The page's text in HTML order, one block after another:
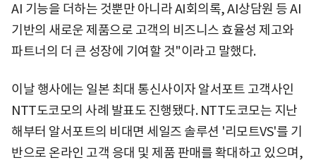
AI 기능을 더하는 것뿐만 아니라 AI회의록, AI상담원 등 AI
기반의 새로운 제품으로 고객의 비즈니스 효율성 제고와
파트너의 더 큰 성장에 기여할 것"이라고 말했다.
이날 행사에는 일본 최대 통신사이자 알서포트 고객사인
NTT도코모의 사례 발표도 진행됐다. NTT도코모는 지난
해부터 알서포트의 비대면 세일즈 솔루션 '리모트VS'를 기
반으로 온라인 고객 응대 및 제품 판매를 확대하고 있으며,